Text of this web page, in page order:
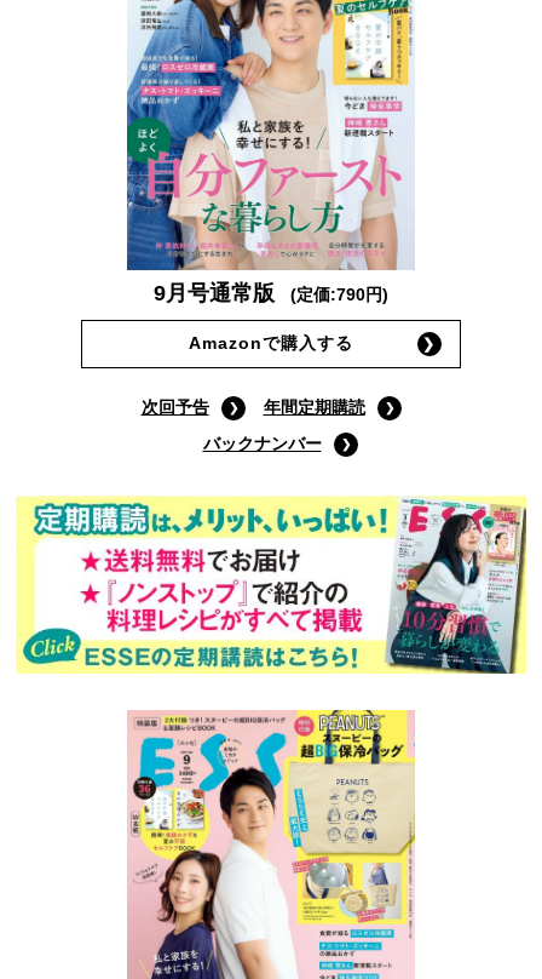
9月号通常版 (定価:790円)
Amazonで購入する
次回予告
年間定期購読
バックナンバー